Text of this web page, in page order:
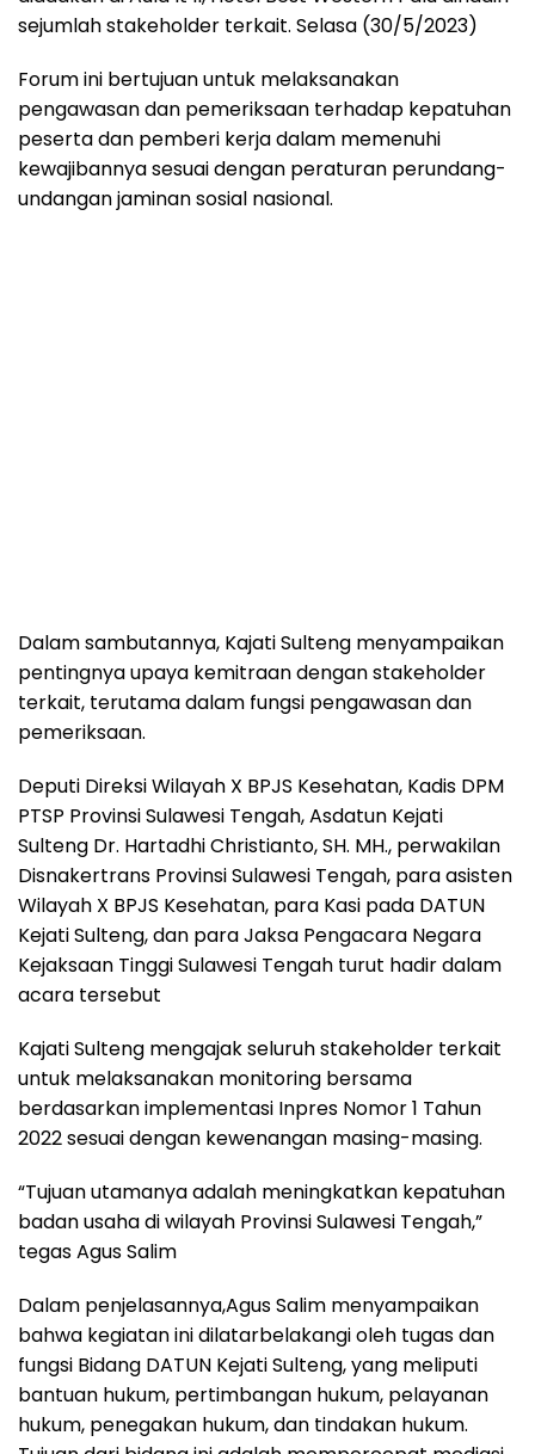
sejumlah stakeholder terkait. Selasa (30/5/2023)
Forum ini bertujuan untuk melaksanakan
pengawasan dan pemeriksaan terhadap kepatuhan
peserta dan pemberi kerja dalam memenuhi
kewajibannya sesuai dengan peraturan perundang-
undangan jaminan sosial nasional.
Dalam sambutannya, Kajati Sulteng menyampaikan
pentingnya upaya kemitraan dengan stakeholder
terkait, terutama dalam fungsi pengawasan dan
pemeriksaan.
Deputi Direksi Wilayah X BPJS Kesehatan, Kadis DPM
PTSP Provinsi Sulawesi Tengah, Asdatun Kejati
Sulteng Dr. Hartadhi Christianto, SH. MH., perwakilan
Disnakertrans Provinsi Sulawesi Tengah, para asisten
Wilayah X BPJS Kesehatan, para Kasi pada DATUN
Kejati Sulteng, dan para Jaksa Pengacara Negara
Kejaksaan Tinggi Sulawesi Tengah turut hadir dalam
acara tersebut
Kajati Sulteng mengajak seluruh stakeholder terkait
untuk melaksanakan monitoring bersama
berdasarkan implementasi Inpres Nomor 1 Tahun
2022 sesuai dengan kewenangan masing-masing.
“Tujuan utamanya adalah meningkatkan kepatuhan
badan usaha di wilayah Provinsi Sulawesi Tengah,”
tegas Agus Salim
Dalam penjelasannya,Agus Salim menyampaikan
bahwa kegiatan ini dilatarbelakangi oleh tugas dan
fungsi Bidang DATUN Kejati Sulteng, yang meliputi
bantuan hukum, pertimbangan hukum, pelayanan
hukum, penegakan hukum, dan tindakan hukum.